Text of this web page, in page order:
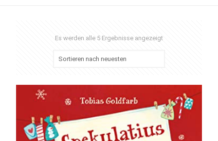
Es werden alle 5 Ergebnisse angezeigt